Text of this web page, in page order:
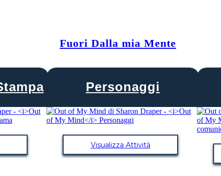
Fuori Dalla mia Mente
Personaggi
Visualizza Attività